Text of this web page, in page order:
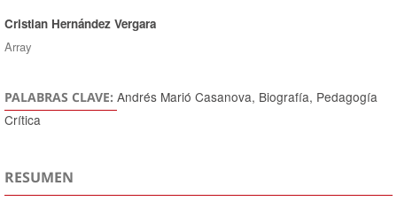
Autores/as
Cristian Hernández Vergara
Array
PALABRAS CLAVE: Andrés Marió Casanova, Biografía, Pedagogía
Crítica
RESUMEN